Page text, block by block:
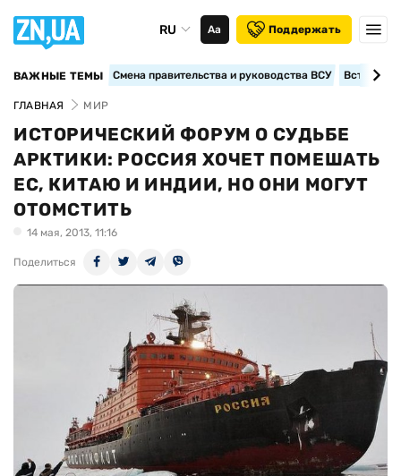
RU Аа Поддержать
ВАЖНЫЕ ТЕМЫ Смена правительства и руководства ВСУ
ГЛАВНАЯ МИР
ИСТОРИЧЕСКИЙ ФОРУМ О СУДЬБЕ
АРКТИКИ: РОССИЯ ХОЧЕТ ПОМЕШАТЬ
ЕС, КИТАЮ И ИНДИИ, НО ОНИ МОГУТ
ОТОМСТИТЬ
14 мая, 2013, 11:16
Поделиться